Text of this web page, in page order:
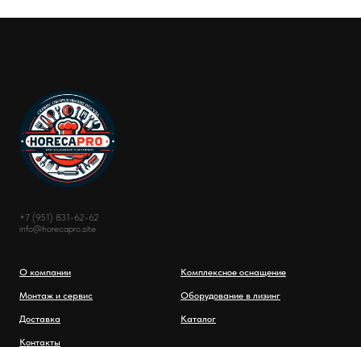
+7 (951) 831-62-62
info@horecapro.site
О компании
Монтаж и сервис
Доставка
Контакты
Комплексное оснащение
Оборудование в лизинг
Каталог